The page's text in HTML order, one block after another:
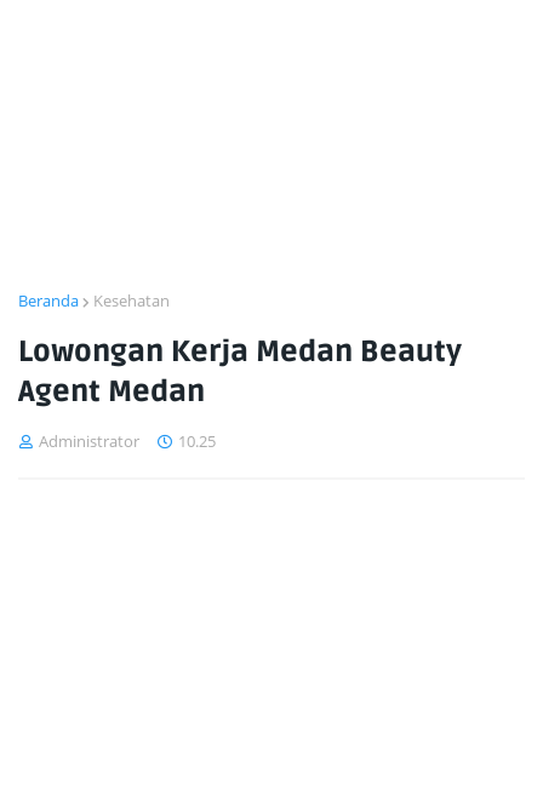
Beranda Kesehatan
Lowongan Kerja Medan Beauty
Agent Medan
Administrator 10.25